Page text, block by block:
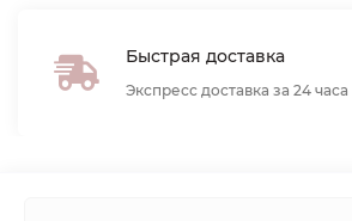
Быстрая доставка
Экспресс доставка за 24 часа